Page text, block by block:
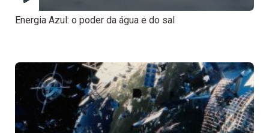
Energia Azul: o poder da água e do sal